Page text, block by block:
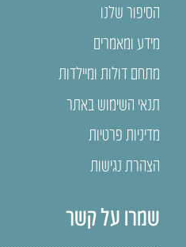
הסיפור שלנו
מידע ומאמרים
מתחם דולות ומיילדות
תנאי השימוש באתר
מדיניות פרטיות
הצהרת נגישות
שמרו על קשר